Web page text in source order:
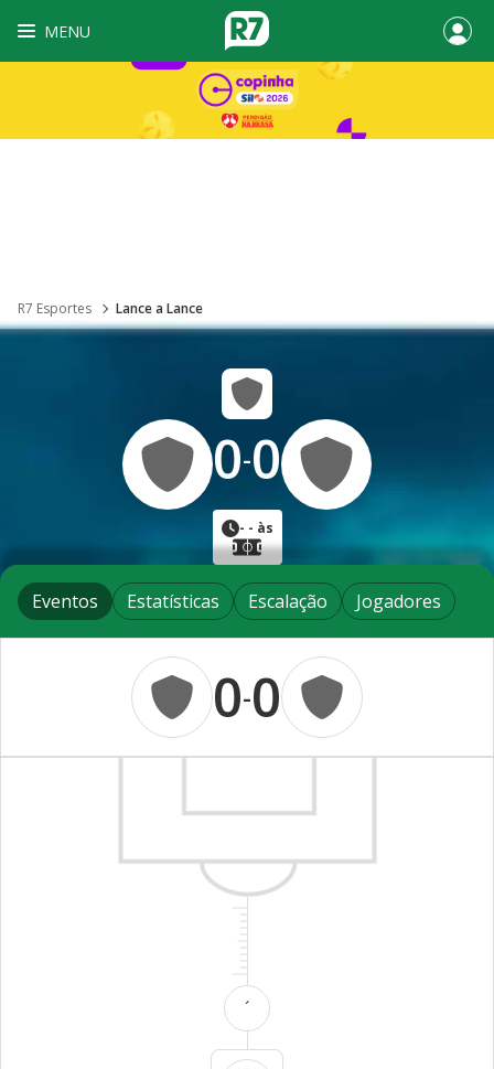
MENU
R7 Esportes Lance a Lance
0-0
- - às
Eventos Estatísticas Escalação Jogadores
0-0
´